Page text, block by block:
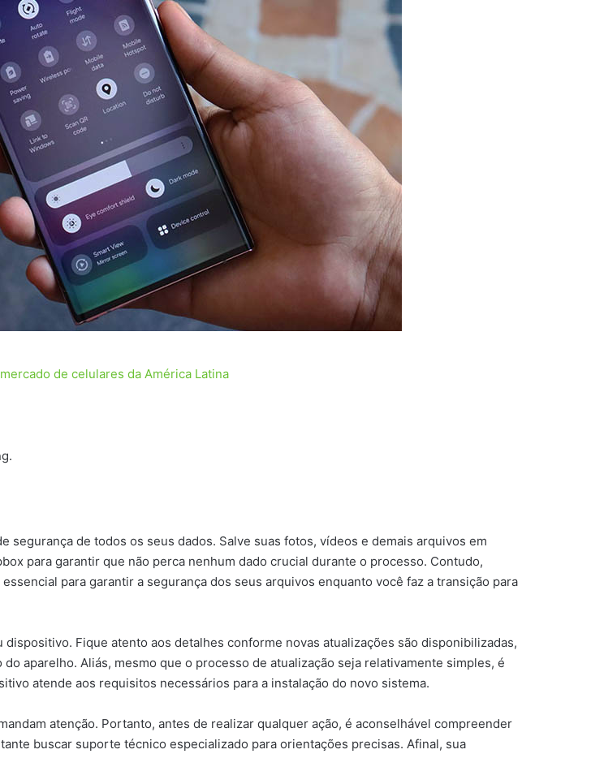
de celulares da América Latina
segurança de todos os seus dados. Salve suas fotos, vídeos e demais arquivos em
para garantir que não perca nenhum dado crucial durante o processo. Contudo,
para garantir a segurança dos seus arquivos enquanto você faz a transição para
Fique atento aos detalhes conforme novas atualizações são disponibilizadas,
aparelho. Aliás, mesmo que o processo de atualização seja relativamente simples, é
atende aos requisitos necessários para a instalação do novo sistema.
atenção. Portanto, antes de realizar qualquer ação, é aconselhável compreender
buscar suporte técnico especializado para orientações precisas. Afinal, sua